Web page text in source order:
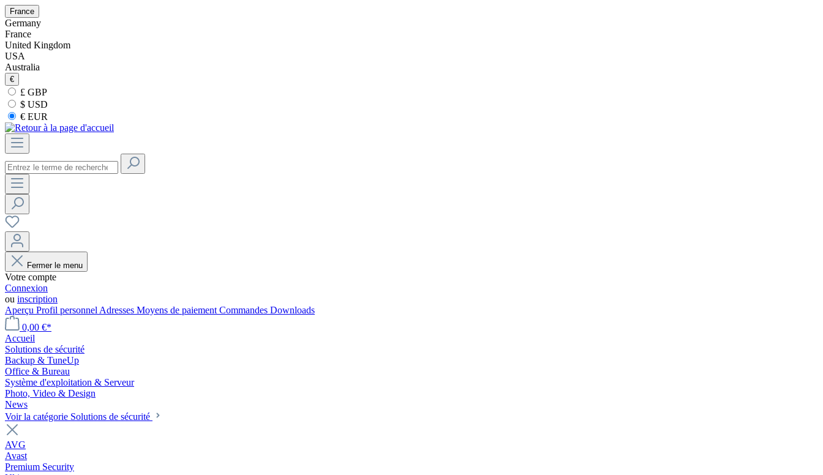
France
Germany
France
United Kingdom
USA
Australia
€
£ GBP
$ USD
€ EUR
Fermer le menu
Votre compte
Connexion
ou inscription
Aperçu Profil personnel Adresses Moyens de paiement Commandes Downloads
0,00 €*
Accueil
Solutions de sécurité
Backup & TuneUp
Office & Bureau
Système d'exploitation & Serveur
Photo, Video & Design
News
Voir la catégorie Solutions de sécurité
AVG
Avast
Premium Security